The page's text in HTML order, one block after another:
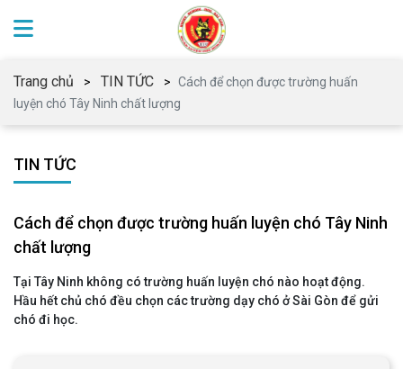
Trang chủ TIN TỨC
Cách để chọn được trường huấn
luyện chó Tây Ninh chất lượng
TIN TỨC
Cách để chọn được trường huấn luyện chó Tây Ninh
chất lượng
Tại Tây Ninh không có trường huấn luyện chó nào hoạt động.
Hầu hết chủ chó đều chọn các trường dạy chó ở Sài Gòn để gửi
chó đi học.